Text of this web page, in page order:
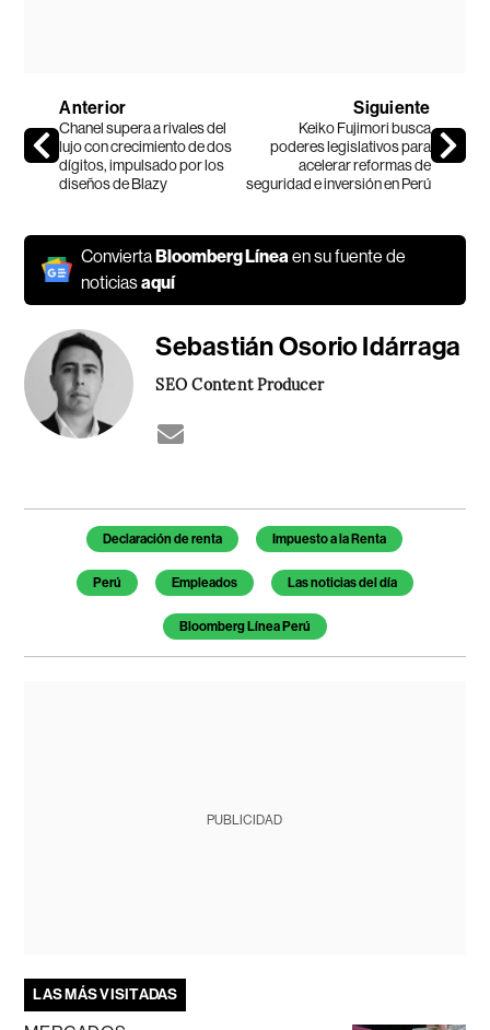
Anterior
Chanel supera a rivales del
lujo con crecimiento de dos
dígitos, impulsado por los
diseños de Blazy
Siguiente
Keiko Fujimori busca
poderes legislativos para
acelerar reformas de
seguridad e inversión en Perú
ConviertaBloomberg Línea en su fuente de
noticiasaquí
Sebastián Osorio Idárraga
SEO Content Producer
Temas de este artículo
Declaración de renta Impuesto a la Renta
Perú Empleados Las noticias del día
Bloomberg Línea Perú
PUBLICIDAD
LAS MÁS VISITADAS